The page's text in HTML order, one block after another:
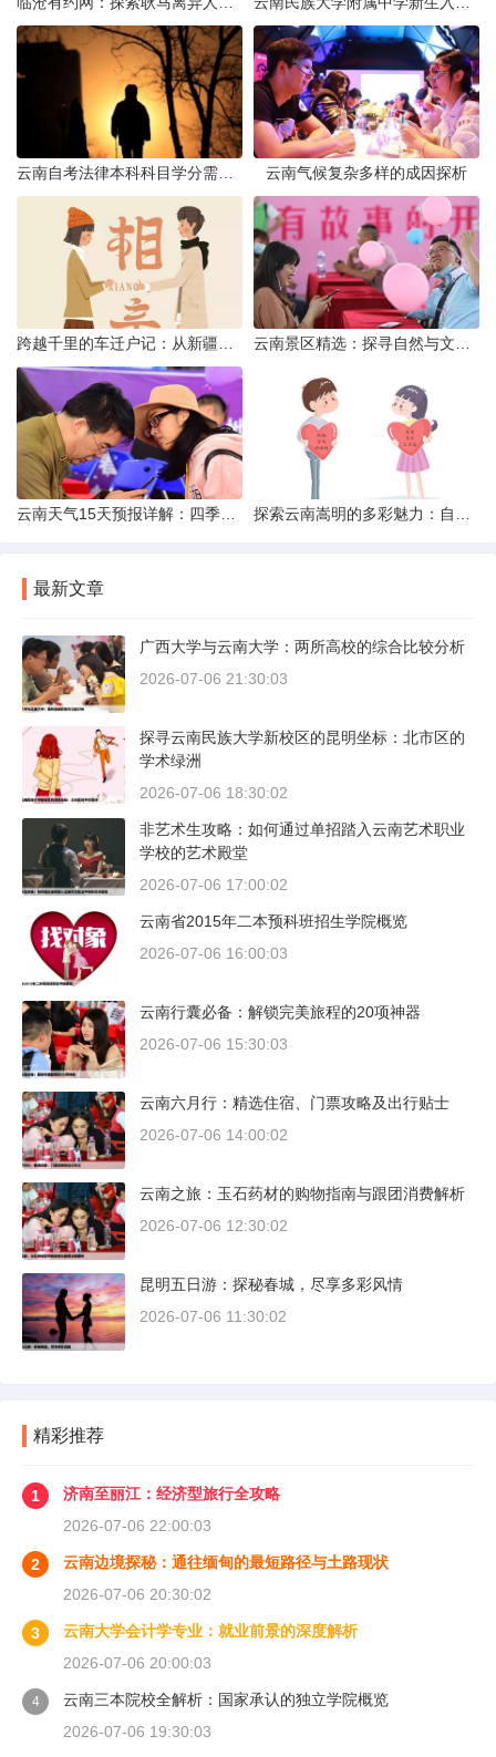
云南气候复杂多样的成因探析
最新文章
广西大学与云南大学：两所高校的综合比较分析
2026-07-06 21:30:03
探寻云南民族大学新校区的昆明坐标：北市区的
学术绿洲
2026-07-06 18:30:02
非艺术生攻略：如何通过单招踏入云南艺术职业
学校的艺术殿堂
2026-07-06 17:00:02
云南省2015年二本预科班招生学院概览
2026-07-06 16:00:03
云南行囊必备：解锁完美旅程的20项神器
2026-07-06 15:30:03
云南六月行：精选住宿、门票攻略及出行贴士
2026-07-06 14:00:02
云南之旅：玉石药材的购物指南与跟团消费解析
2026-07-06 12:30:02
昆明五日游：探秘春城，尽享多彩风情
2026-07-06 11:30:02
精彩推荐
1
济南至丽江：经济型旅行全攻略
2026-07-06 22:00:03
2
云南边境探秘：通往缅甸的最短路径与土路现状
2026-07-06 20:30:02
3
云南大学会计学专业：就业前景的深度解析
2026-07-06 20:00:03
4
云南三本院校全解析：国家承认的独立学院概览
2026-07-06 19:30:03